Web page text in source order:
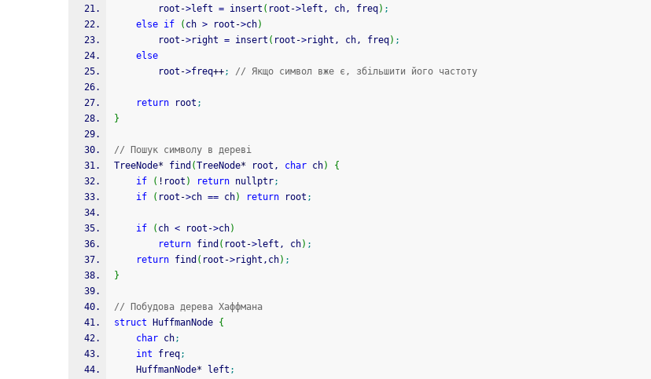
        root
->left = insert ( root ->left, ch, freq) ;
else if ( ch > root ->ch)
        root
->right = insert ( root ->right, ch, freq) ;
else
        root
->freq++; // Якщо символ вже є, збільшити його частоту
return root ;
}
// Пошук символу в дереві
TreeNode* find (TreeNode* root, char ch)
{
if
( ! root ) return nullptr;
if
( root ->ch == ch) return root ;
if ( ch < root ->ch)
return find ( root ->left, ch) ;
return find ( root ->right,ch) ;
}
// Побудова дерева Хаффмана
struct HuffmanNode {
char ch;
int freq;
    HuffmanNode
* left ;